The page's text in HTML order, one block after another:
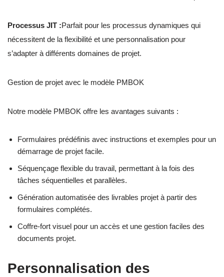
Processus JIT :Parfait pour les processus dynamiques qui
nécessitent de la flexibilité et une personnalisation pour
s’adapter à différents domaines de projet.
Gestion de projet avec le modèle PMBOK
Notre modèle PMBOK offre les avantages suivants :
Formulaires prédéfinis avec instructions et exemples pour un
démarrage de projet facile.
Séquençage flexible du travail, permettant à la fois des
tâches séquentielles et parallèles.
Génération automatisée des livrables projet à partir des
formulaires complétés.
Coffre-fort visuel pour un accès et une gestion faciles des
documents projet.
Personnalisation des